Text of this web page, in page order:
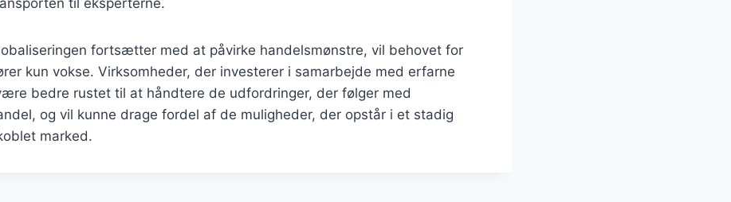
fortsætter med at påvirke handelsmønstre, vil behovet for
kun vokse. Virksomheder, der investerer i samarbejde med erfarne
bedre rustet til at håndtere de udfordringer, der følger med
og vil kunne drage fordel af de muligheder, der opstår i et stadig
marked.